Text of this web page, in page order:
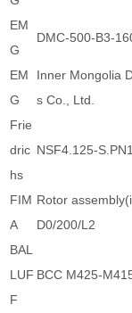
EM
G
DMC-500-B3-
EM
G
Inner Mongolia
s Co., Ltd.
Frie
dric
hs
NSF4.125-
FIM
A
Rotor
D0/200/L2
BAL
LUF
F
BCC M425-